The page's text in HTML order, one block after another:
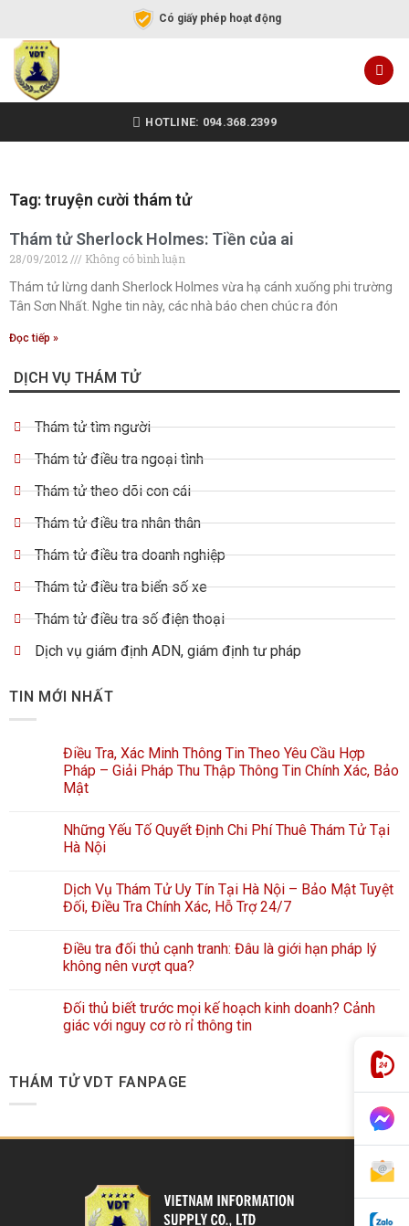
Có giấy phép hoạt động
HOTLINE: 094.368.2399
Tag: truyện cười thám tử
Thám tử Sherlock Holmes: Tiền của ai
28/09/2012
Không có bình luận
Thám tử lừng danh Sherlock Holmes vừa hạ cánh xuống phi trường
Tân Sơn Nhất. Nghe tin này, các nhà báo chen chúc ra đón
Đọc tiếp »
DỊCH VỤ THÁM TỬ
Thám tử tìm người
Thám tử điều tra ngoại tình
Thám tử theo dõi con cái
Thám tử điều tra nhân thân
Thám tử điều tra doanh nghiệp
Thám tử điều tra biển số xe
Thám tử điều tra số điện thoại
Dịch vụ giám định ADN, giám định tư pháp
TIN MỚI NHẤT
Điều Tra, Xác Minh Thông Tin Theo Yêu Cầu Hợp
Pháp – Giải Pháp Thu Thập Thông Tin Chính Xác, Bảo
Mật
Những Yếu Tố Quyết Định Chi Phí Thuê Thám Tử Tại
Hà Nội
Dịch Vụ Thám Tử Uy Tín Tại Hà Nội – Bảo Mật Tuyệt
Đối, Điều Tra Chính Xác, Hỗ Trợ 24/7
Điều tra đối thủ cạnh tranh: Đâu là giới hạn pháp lý
không nên vượt qua?
Đối thủ biết trước mọi kế hoạch kinh doanh? Cảnh
giác với nguy cơ rò rỉ thông tin
THÁM TỬ VDT FANPAGE